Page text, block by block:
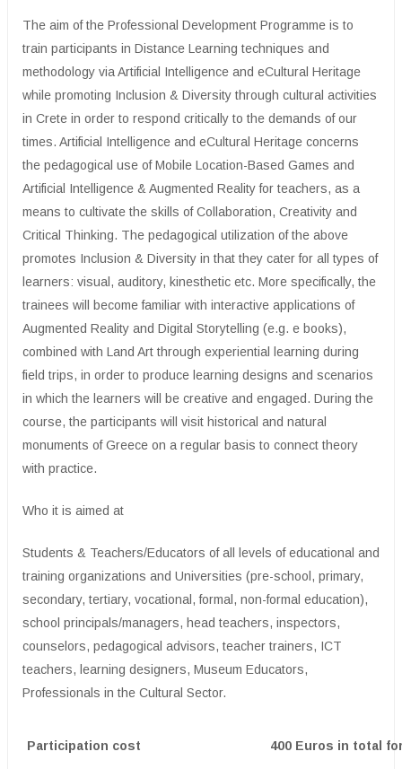
The aim of the Professional Development Programme is to
train participants in Distance Learning techniques and
methodology via Artificial Intelligence and eCultural Heritage
while promoting Inclusion & Diversity through cultural activities
in Crete in order to respond critically to the demands of our
times. Artificial Intelligence and eCultural Heritage concerns
the pedagogical use of Mobile Location-Based Games and
Artificial Intelligence & Augmented Reality for teachers, as a
means to cultivate the skills of Collaboration, Creativity and
Critical Thinking. The pedagogical utilization of the above
promotes Inclusion & Diversity in that they cater for all types of
learners: visual, auditory, kinesthetic etc. More specifically, the
trainees will become familiar with interactive applications of
Augmented Reality and Digital Storytelling (e.g. e books),
combined with Land Art through experiential learning during
field trips, in order to produce learning designs and scenarios
in which the learners will be creative and engaged. During the
course, the participants will visit historical and natural
monuments of Greece on a regular basis to connect theory
with practice.
Who it is aimed at
Students & Teachers/Educators of all levels of educational and
training organizations and Universities (pre-school, primary,
secondary, tertiary, vocational, formal, non-formal education),
school principals/managers, head teachers, inspectors,
counselors, pedagogical advisors, teacher trainers, ICT
teachers, learning designers, Museum Educators,
Professionals in the Cultural Sector.
Participation cost 400 Euros in total